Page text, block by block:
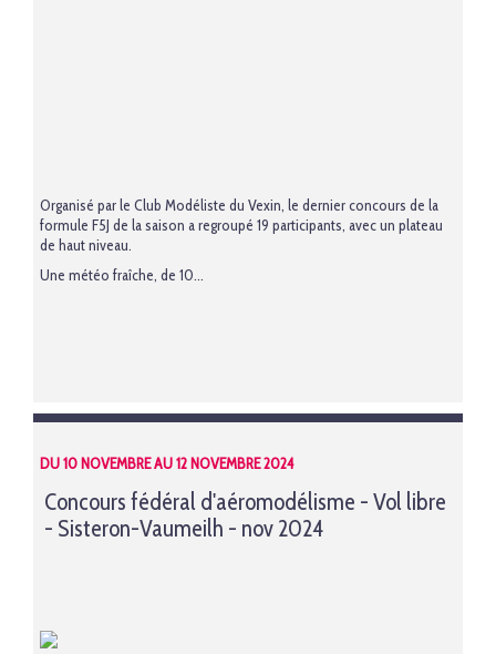
Organisé par le Club Modéliste du Vexin, le dernier concours de la
formule F5J de la saison a regroupé 19 participants, avec un plateau
de haut niveau.
Une météo fraîche, de 10...
DU 10 NOVEMBRE AU 12 NOVEMBRE 2024
Concours fédéral d'aéromodélisme - Vol libre
- Sisteron-Vaumeilh - nov 2024